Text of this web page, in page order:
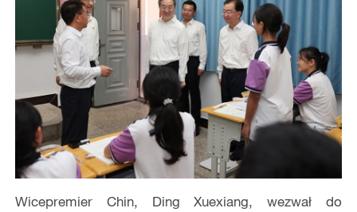
Wicepremier Chin, Ding Xuexiang, wezwał do